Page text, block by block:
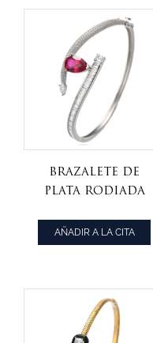
Brazalete de
plata rodiada
corindón y
circonita
talla esmeralda
AÑADIR A LA CITA